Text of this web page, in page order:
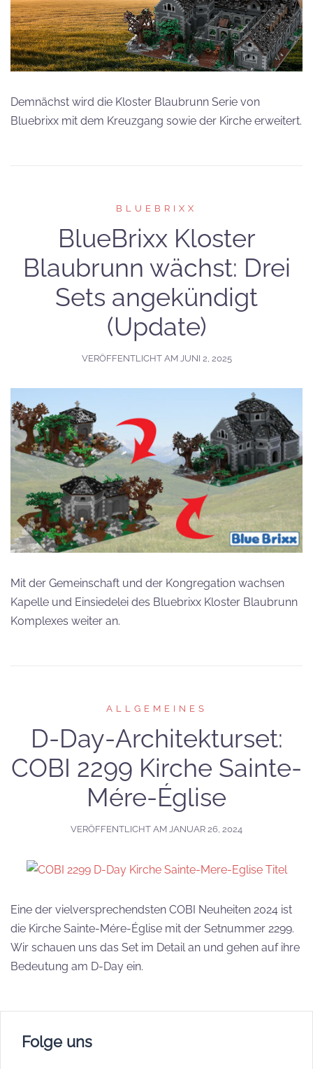
Demnächst wird die Kloster Blaubrunn Serie von
Bluebrixx mit dem Kreuzgang sowie der Kirche erweitert.
BLUEBRIXX
BlueBrixx Kloster
Blaubrunn wächst: Drei
Sets angekündigt
(Update)
VERÖFFENTLICHT AM JUNI 2, 2025
Mit der Gemeinschaft und der Kongregation wachsen
Kapelle und Einsiedelei des Bluebrixx Kloster Blaubrunn
Komplexes weiter an.
ALLGEMEINES
D-Day-Architekturset:
COBI 2299 Kirche Sainte-
Mére-Église
VERÖFFENTLICHT AM JANUAR 26, 2024
Eine der vielversprechendsten COBI Neuheiten 2024 ist
die Kirche Sainte-Mére-Église mit der Setnummer 2299.
Wir schauen uns das Set im Detail an und gehen auf ihre
Bedeutung am D-Day ein.
Folge uns